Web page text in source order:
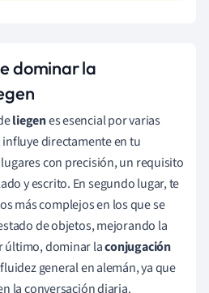
dominar la
liegenes esencial por varias
directamente en tu
con precisión, un requisito
y escrito. En segundo lugar, te
más complejos en los que se
de objetos, mejorando la
último, dominar laconjugación
general en alemán, ya que
la conversación diaria.